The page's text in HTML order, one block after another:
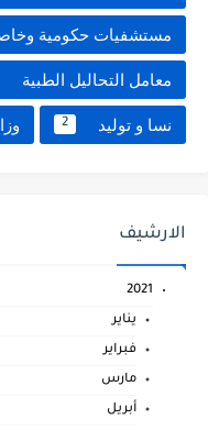
مستشفيات حكومية
معامل التحاليل الطبية
نسا و توليد 2
الارشيف
2021
يناير
فبراير
مارس
أبريل